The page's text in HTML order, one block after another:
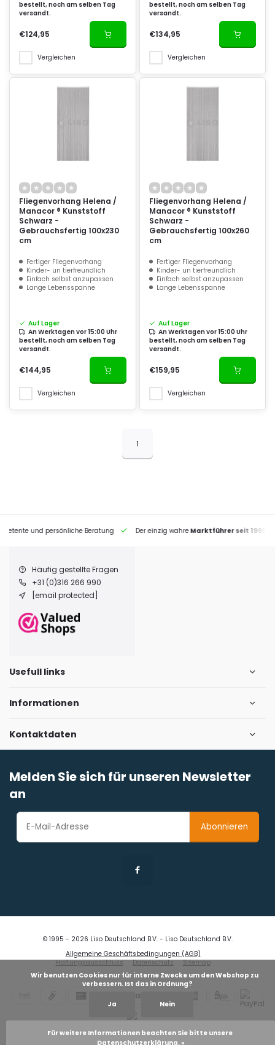
bestellt, noch am selben Tag
versandt.
€124,95
Vergleichen
bestellt, noch am selben Tag
versandt.
€134,95
Vergleichen
Fliegenvorhang Helena /
Manacor ® Kunststoff
Schwarz -
Gebrauchsfertig 100x230
cm
Fertiger Fliegenvorhang
Kinder- un tierfreundlich
Einfach selbst anzupassen
Lange Lebensspanne
Auf Lager
An Werktagen vor 15:00 Uhr
bestellt, noch am selben Tag
versandt.
€144,95
Vergleichen
Fliegenvorhang Helena /
Manacor ® Kunststoff
Schwarz -
Gebrauchsfertig 100x260
cm
Fertiger Fliegenvorhang
Kinder- un tierfreundlich
Einfach selbst anzupassen
Lange Lebensspanne
Auf Lager
An Werktagen vor 15:00 Uhr
bestellt, noch am selben Tag
versandt.
€159,95
Vergleichen
1
und persönliche Beratung Der einzig wahreMarktführer seit 1995
Häufig gestellte Fragen
+31 (0)316 266 990
[email protected]
Usefull links
Informationen
Kontaktdaten
Melden Sie sich für unseren Newsletter
an
Abonnieren
Allgemeine Geschäftsbedingungen (AGB)
Haftungsausschluss
Datenschutz Sitemap
© 1995 - 2026 Liso Deutschland B.V. - Liso Deutschland B.V.
verbessern. Ist das in Ordnung?
Ja Nein
Für weitere Informationen beachten Sie bitte unsere
Datenschutzerklärung. »